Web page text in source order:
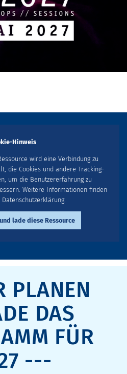
Hinweis
wird eine Verbindung zu
die Cookies und andere Tracking-
um die Benutzererfahrung zu
Weitere Informationen finden
lade diese Ressource
PLANEN
DAS
FÜR
---